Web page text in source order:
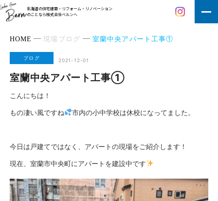
北海道の住宅建築・リフォーム・リノベーション
のことなら株式会社ベルンへ
HOME 現場ブログ 室蘭中央アパート工事①
ブログ 2021-12-01
室蘭中央アパート工事①
こんにちは！
もの凄い風ですね 市内の小中学校は休校になってました。
今日は戸建てではなく、アパートの現場をご紹介します！
現在、室蘭市中央町にアパートを建設中です